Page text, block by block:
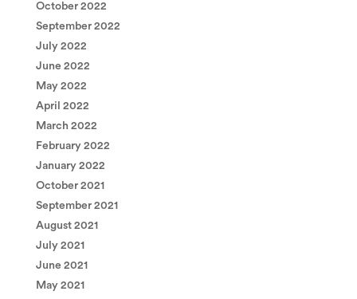
October 2022
September 2022
July 2022
June 2022
May 2022
April 2022
March 2022
February 2022
January 2022
October 2021
September 2021
August 2021
July 2021
June 2021
May 2021